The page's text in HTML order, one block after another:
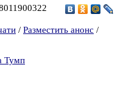
/ Разместить анонс /
Тумп